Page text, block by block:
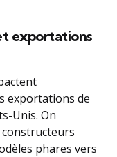
exportations
exportations de
Unis. On
constructeurs
phares vers